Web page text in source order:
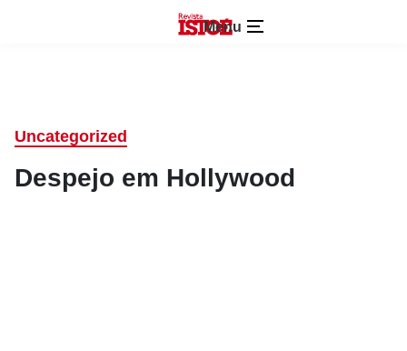
Menu
Uncategorized
Despejo em Hollywood